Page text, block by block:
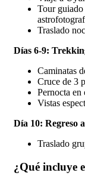
Tour guiado
Traslado
Días 6-9:
Caminatas
Cruce de 3
Pernocta en
Vistas
Día 10: Regreso
Traslado
¿Qué incluye